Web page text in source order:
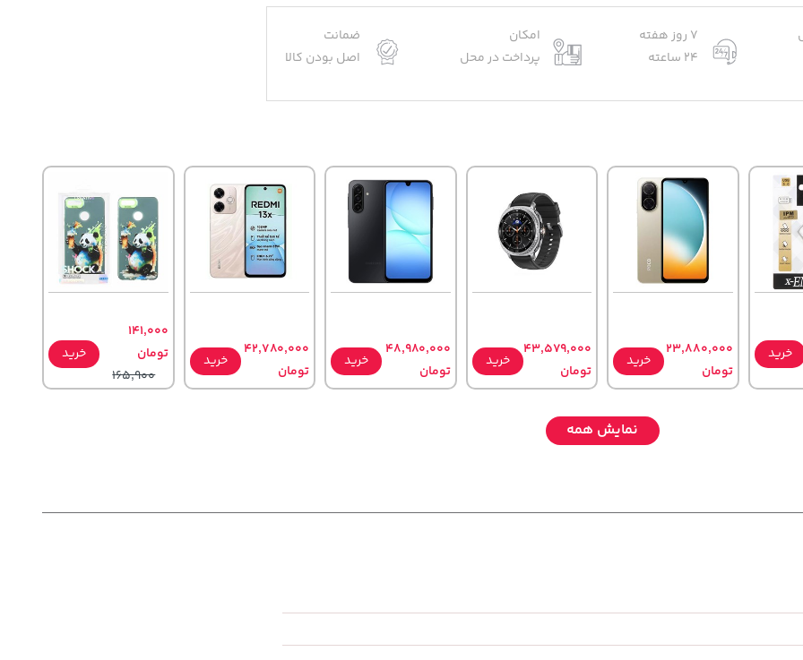
7 روز هفته
24 ساعته
امکان
پرداخت در محل
ضمانت
اصل بودن کالا
خرید
23,880,000
تومان
خرید
43,579,000
تومان
خرید
48,980,000
تومان
خرید
42,780,000
تومان
خرید
141,000
تومان
165,900
خرید
2,275,000
159,900
نمایش همه